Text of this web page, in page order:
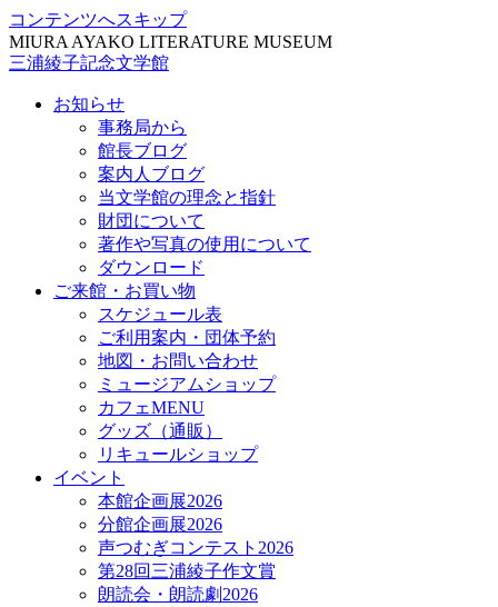
コンテンツへスキップ
MIURA AYAKO LITERATURE MUSEUM
三浦綾子記念文学館
お知らせ
事務局から
館長ブログ
案内人ブログ
当文学館の理念と指針
財団について
著作や写真の使用について
ダウンロード
ご来館・お買い物
スケジュール表
ご利用案内・団体予約
地図・お問い合わせ
ミュージアムショップ
カフェMENU
グッズ（通販）
リキュールショップ
イベント
本館企画展2026
分館企画展2026
声つむぎコンテスト2026
第28回三浦綾子作文賞
朗読会・朗読劇2026